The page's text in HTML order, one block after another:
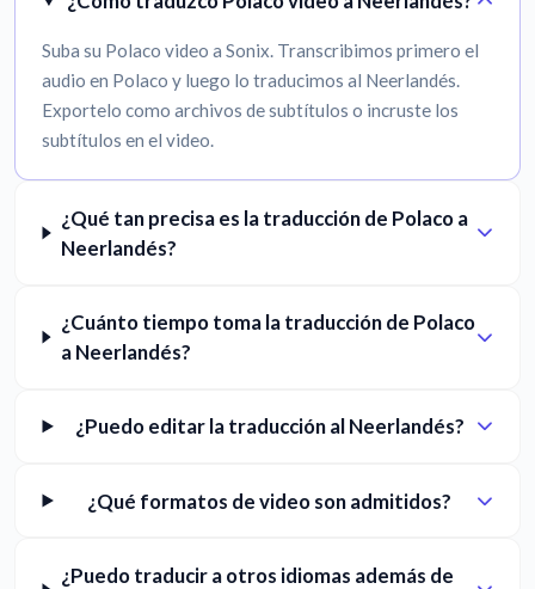
Suba su Polaco video a Sonix. Transcribimos primero el
audio en Polaco y luego lo traducimos al Neerlandés.
Exportelo como archivos de subtítulos o incruste los
subtítulos en el video.
¿Qué tan precisa es la traducción de Polaco a
Neerlandés?
¿Cuánto tiempo toma la traducción de Polaco
a Neerlandés?
¿Puedo editar la traducción al Neerlandés?
¿Qué formatos de video son admitidos?
¿Puedo traducir a otros idiomas además de